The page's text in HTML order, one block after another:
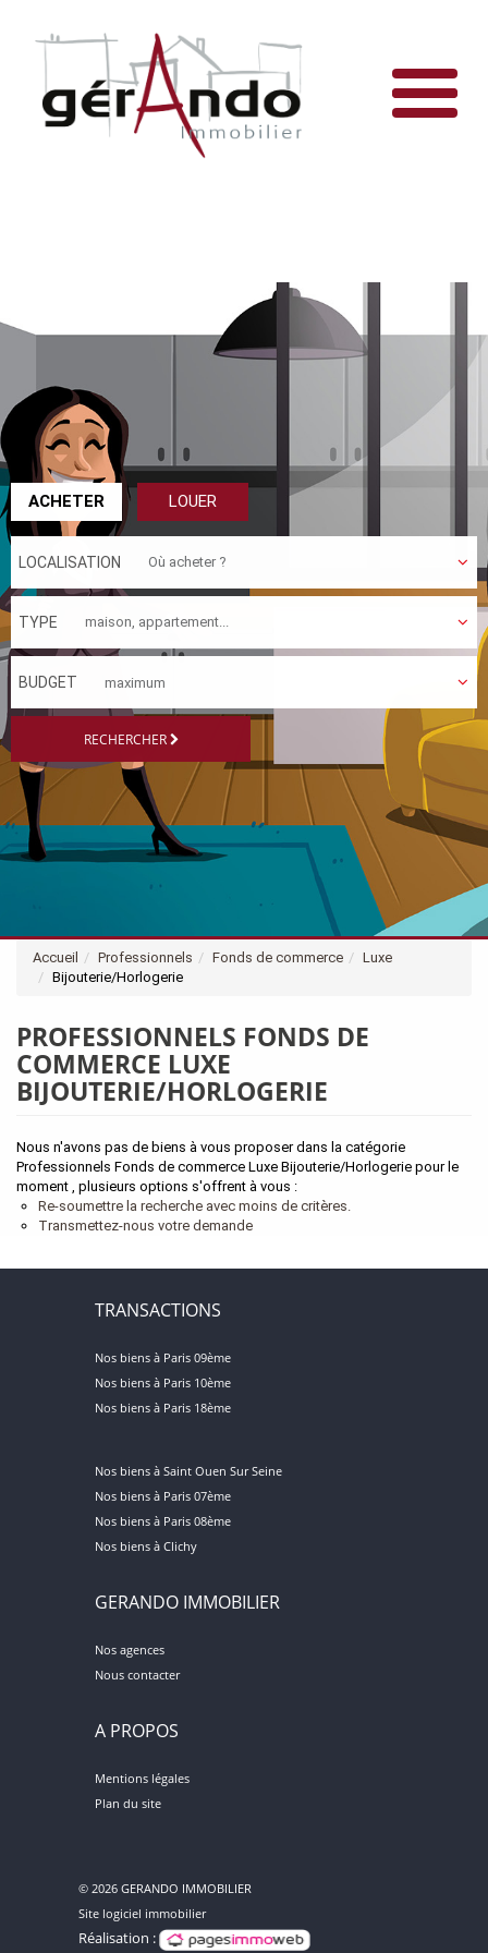
ACHETER LOUER
LOCALISATION
TYPE
BUDGET
RECHERCHER
Accueil Professionnels Fonds de commerce
Luxe
Bijouterie/Horlogerie
PROFESSIONNELS FONDS DE
COMMERCE LUXE
BIJOUTERIE/HORLOGERIE
Nous n'avons pas de biens à vous proposer dans la catégorie
Professionnels Fonds de commerce Luxe Bijouterie/Horlogerie pour le
moment , plusieurs options s'offrent à vous :
Re-soumettre la recherche avec moins de critères.
Transmettez-nous votre demande
TRANSACTIONS
Nos biens à Paris 09ème
Nos biens à Paris 10ème
Nos biens à Paris 18ème
Nos biens à Saint Ouen Sur Seine
Nos biens à Paris 07ème
Nos biens à Paris 08ème
Nos biens à Clichy
GERANDO IMMOBILIER
Nos agences
Nous contacter
A PROPOS
Mentions légales
Plan du site
© 2026 GERANDO IMMOBILIER
Site logiciel immobilier
Réalisation :